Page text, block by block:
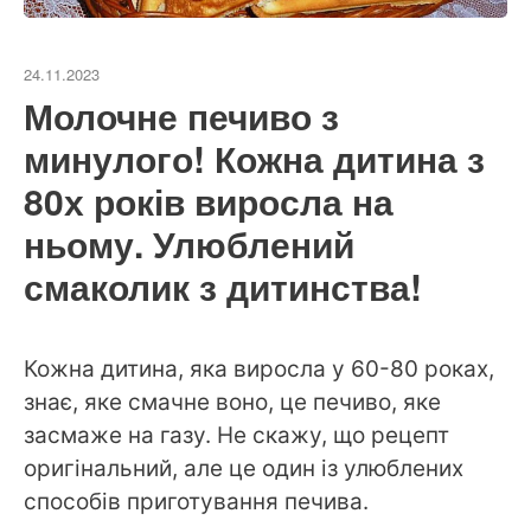
24.11.2023
Молочне печиво з
минулого! Кожна дитина з
80х років виросла на
ньому. Улюблений
смаколик з дитинства!
Кожна дитина, яка виросла у 60-80 роках,
знає, яке смачне воно, це печиво, яке
засмаже на газу. Не скажу, що рецепт
оригінальний, але це один із улюблених
способів приготування печива.